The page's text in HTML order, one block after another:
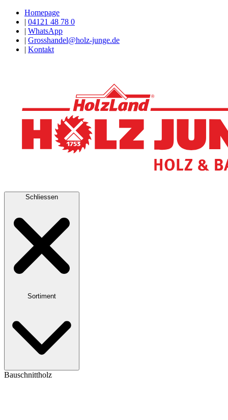
Homepage
| 04121 48 78 0
| WhatsApp
| Grosshandel@holz-junge.de
| Kontakt
Schliessen
Sortiment
Bauschnittholz